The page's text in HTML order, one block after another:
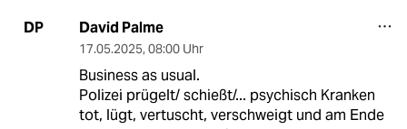
DP David Palme
17.05.2025, 08:00 Uhr
Business as usual.
Polizei prügelt/ schießt/... psychisch Kranken
tot, lügt, vertuscht, verschweigt und am Ende